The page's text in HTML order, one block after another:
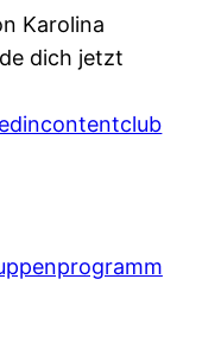
Karolina
dich jetzt